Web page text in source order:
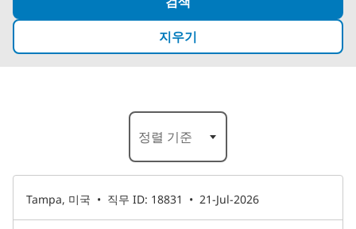
지우기
정렬 기준
Tampa, 미국 • 직무 ID: 18831 • 21-Jul-2026